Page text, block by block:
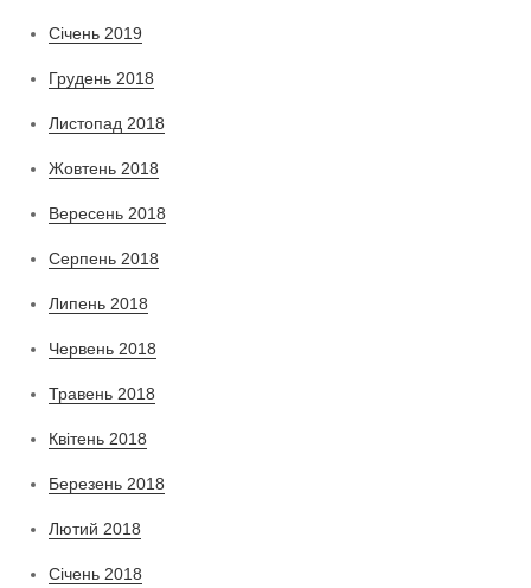
Січень 2019
Грудень 2018
Листопад 2018
Жовтень 2018
Вересень 2018
Серпень 2018
Липень 2018
Червень 2018
Травень 2018
Квітень 2018
Березень 2018
Лютий 2018
Січень 2018